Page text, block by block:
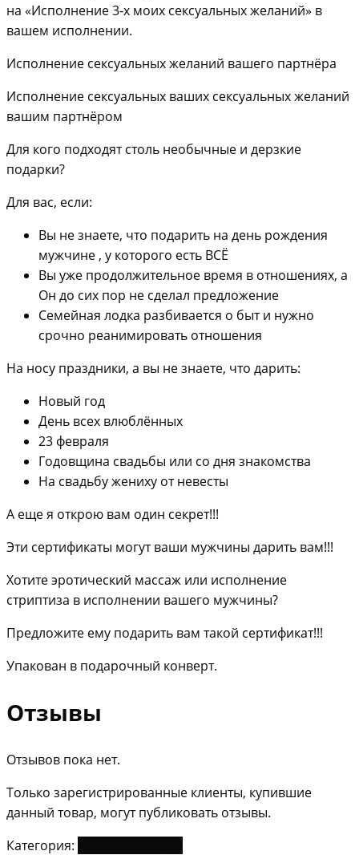
на «Исполнение 3-х моих сексуальных желаний» в
вашем исполнении.
Исполнение сексуальных желаний вашего партнёра
Исполнение сексуальных ваших сексуальных желаний
вашим партнёром
Для кого подходят столь необычные и дерзкие
подарки?
Для вас, если:
Вы не знаете, что подарить на день рождения
мужчине , у которого есть ВСЁ
Вы уже продолжительное время в отношениях, а
Он до сих пор не сделал предложение
Семейная лодка разбивается о быт и нужно
срочно реанимировать отношения
На носу праздники, а вы не знаете, что дарить:
Новый год
День всех влюблённых
23 февраля
Годовщина свадьбы или со дня знакомства
На свадьбу жениху от невесты
А еще я открою вам один секрет!!!
Эти сертификаты могут ваши мужчины дарить вам!!!
Хотите эротический массаж или исполнение
стриптиза в исполнении вашего мужчины?
Предложите ему подарить вам такой сертификат!!!
Упакован в подарочный конверт.
Отзывы
Отзывов пока нет.
Только зарегистрированные клиенты, купившие
данный товар, могут публиковать отзывы.
Категория: